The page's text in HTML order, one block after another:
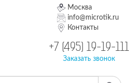
Москва
info@microtik.ru
Контакты
+7 (495) 19-19-111
Заказать звонок